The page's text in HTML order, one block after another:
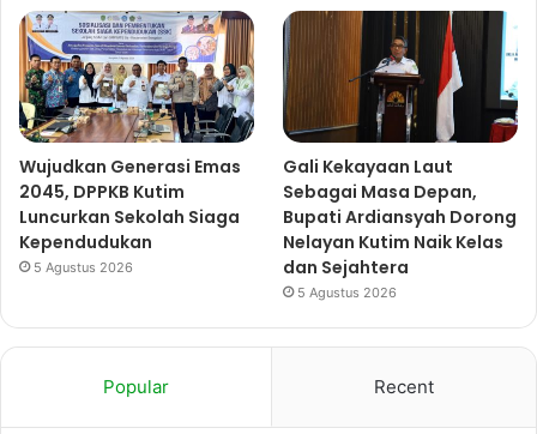
Wujudkan Generasi Emas
2045, DPPKB Kutim
Luncurkan Sekolah Siaga
Kependudukan
5 Agustus 2026
Gali Kekayaan Laut
Sebagai Masa Depan,
Bupati Ardiansyah Dorong
Nelayan Kutim Naik Kelas
dan Sejahtera
5 Agustus 2026
Popular Recent